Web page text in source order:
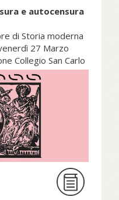
e autocensura
di Storia moderna
27 Marzo
Collegio San Carlo
è spesso
o meno
e il
però, in cui
la scrittura non
indicazione